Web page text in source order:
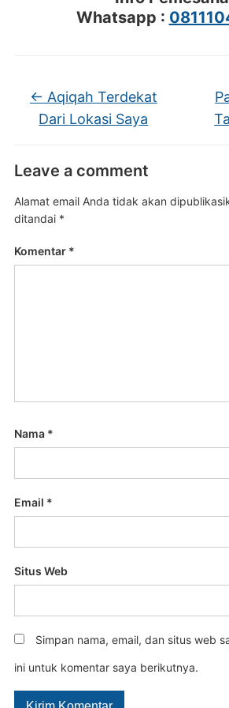
Whatsapp :
← Aqiqah Terdekat
Dari Lokasi Saya
Leave a comment
Alamat email Anda tidak akan
ditandai *
Komentar *
Nama *
Email *
Situs Web
Simpan nama, email, dan situs web
ini untuk komentar saya berikutnya.